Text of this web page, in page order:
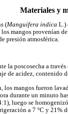
Materiales y
(Manguifera indica L.)
mangos provenían
presión atmosférica.
la poscosecha a
de acidez, contenido
mangos fueron
durante un minuto
luego se
a 7 °C y 21%